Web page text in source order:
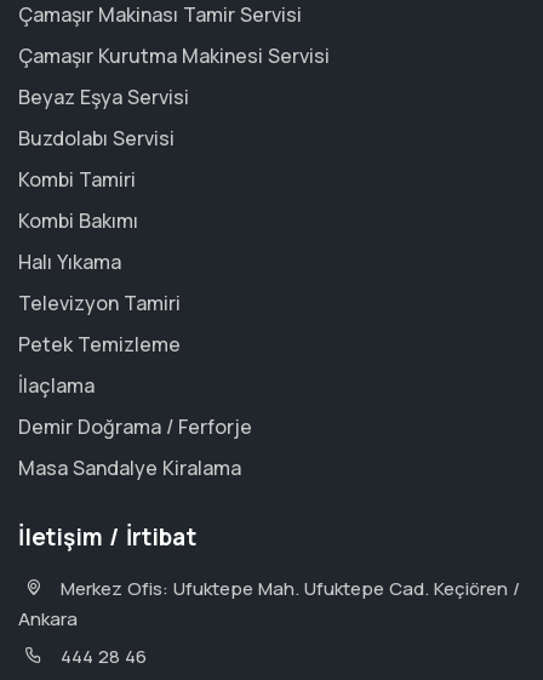
Çamaşır Makinası Tamir Servisi
Çamaşır Kurutma Makinesi Servisi
Beyaz Eşya Servisi
Buzdolabı Servisi
Kombi Tamiri
Kombi Bakımı
Halı Yıkama
Televizyon Tamiri
Petek Temizleme
İlaçlama
Demir Doğrama / Ferforje
Masa Sandalye Kiralama
İletişim / İrtibat
Merkez Ofis: Ufuktepe Mah. Ufuktepe Cad. Keçiören /
Ankara
444 28 46